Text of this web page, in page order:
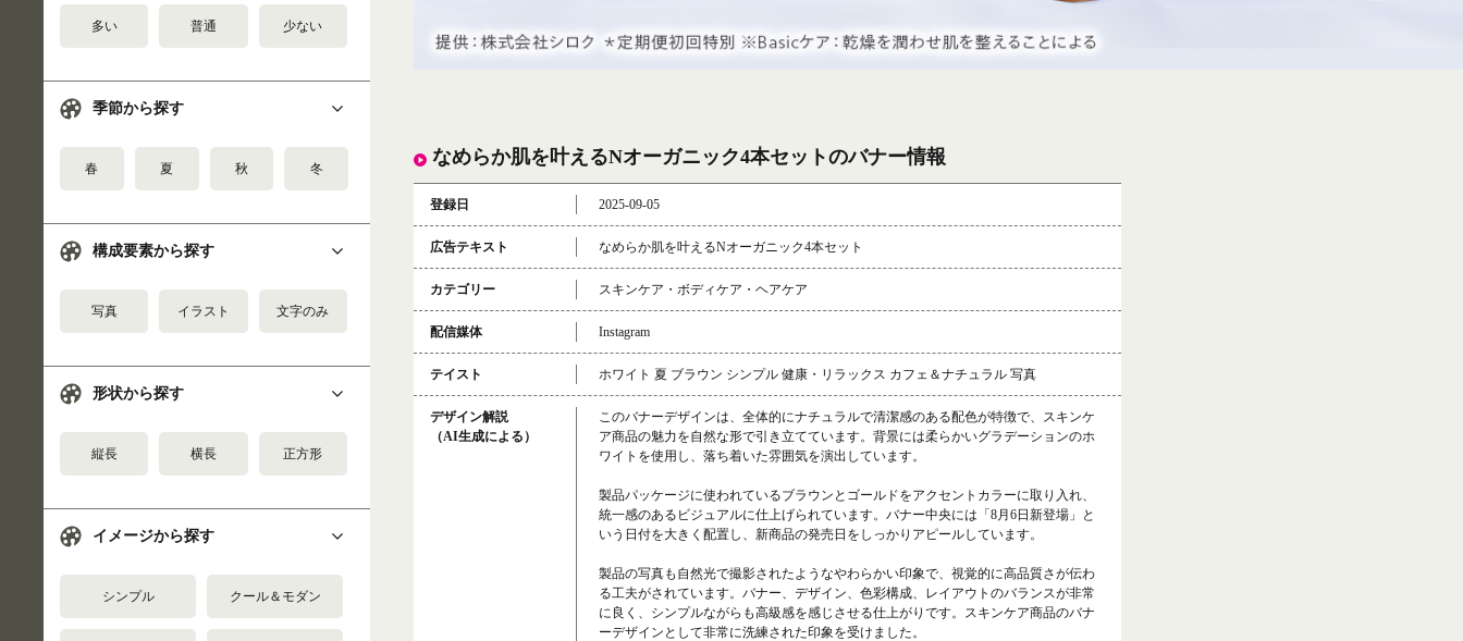
多い 普通 少ない
季節から探す
春 夏 秋 冬
構成要素から探す
写真 イラスト 文字のみ
形状から探す
縦長 横長 正方形
イメージから探す
シンプル クール＆モダン
なめらか肌を叶えるNオーガニック4本セットのバナー情報
登録日 2025-09-05
広告テキスト なめらか肌を叶えるNオーガニック4本セット
カテゴリー スキンケア・ボディケア・ヘアケア
配信媒体 Instagram
テイスト ホワイト 夏 ブラウン シンプル 健康・リラックス カフェ＆ナチュラル 写真
デザイン解説
（AI生成による）
このバナーデザインは、全体的にナチュラルで清潔感のある配色が特徴で、スキンケ
ア商品の魅力を自然な形で引き立てています。背景には柔らかいグラデーションのホ
ワイトを使用し、落ち着いた雰囲気を演出しています。
製品パッケージに使われているブラウンとゴールドをアクセントカラーに取り入れ、
統一感のあるビジュアルに仕上げられています。バナー中央には「8月6日新登場」と
いう日付を大きく配置し、新商品の発売日をしっかりアピールしています。
製品の写真も自然光で撮影されたようなやわらかい印象で、視覚的に高品質さが伝わ
る工夫がされています。バナー、デザイン、色彩構成、レイアウトのバランスが非常
に良く、シンプルながらも高級感を感じさせる仕上がりです。スキンケア商品のバナ
ーデザインとして非常に洗練された印象を受けました。